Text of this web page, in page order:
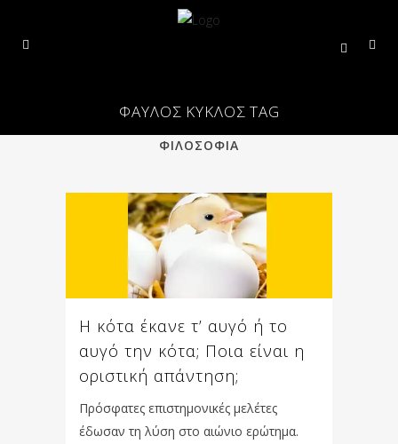
ΦΑΥΛΟΣ ΚΥΚΛΟΣ TAG
ALL ΕΠΙΣΤΗΜΗ
ΠΟΙΗΣΗ
ΦΙΛΟΣΟΦΙΑ
Η κότα έκανε τ’ αυγό ή το
αυγό την κότα; Ποια είναι η
οριστική απάντηση;
Πρόσφατες επιστημονικές μελέτες
έδωσαν τη λύση στο αιώνιο ερώτημα.